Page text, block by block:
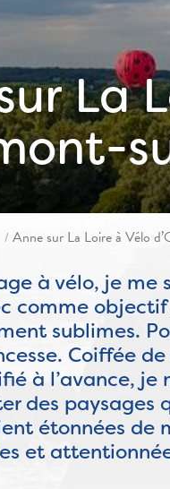
La
Anne sur La Loire à Vélo
à vélo, je me
comme
sublimes.
Coiffée
à l’avance,
des paysages
étonnées de
et